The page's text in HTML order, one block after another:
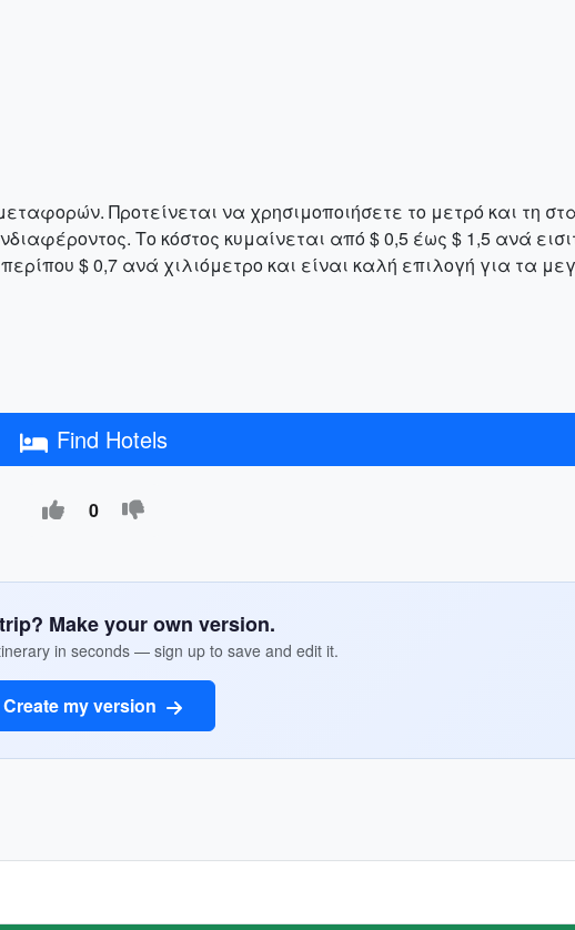
Προτείνεται να χρησιμοποιήσετε το μετρό και τη
Το κόστος κυμαίνεται από $ 0,5 έως $ 1,5 ανά
$ 0,7 ανά χιλιόμετρο και είναι καλή επιλογή για τα
Find Hotels
0
Make your own version.
in seconds — sign up to save and edit it.
Create my version